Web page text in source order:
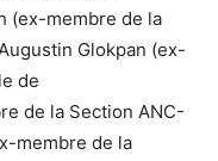
(ex-membre de la
Glokpan (ex-
de
de la Section ANC-
membre de la